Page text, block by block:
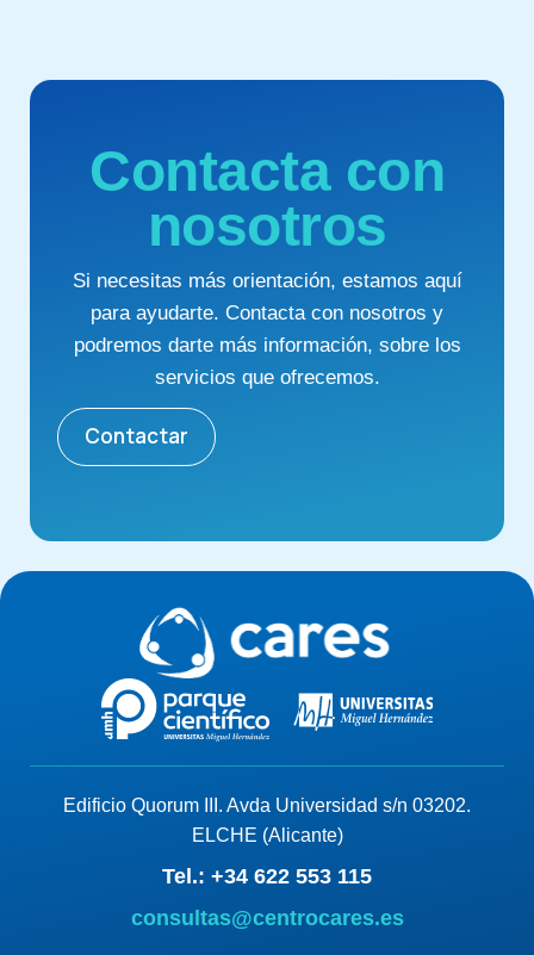
Contacta con
nosotros
Si necesitas más orientación, estamos aquí
para ayudarte. Contacta con nosotros y
podremos darte más información, sobre los
servicios que ofrecemos.
Contactar
Edificio Quorum III. Avda Universidad s/n 03202.
ELCHE (Alicante)
Tel.: +34 622 553 115
consultas@centrocares.es